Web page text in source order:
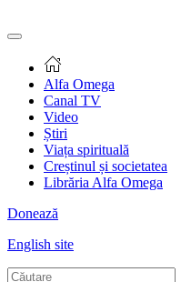
Alfa Omega
Canal TV
Video
Știri
Viața spirituală
Creștinul și societatea
Librăria Alfa Omega
Donează
English site